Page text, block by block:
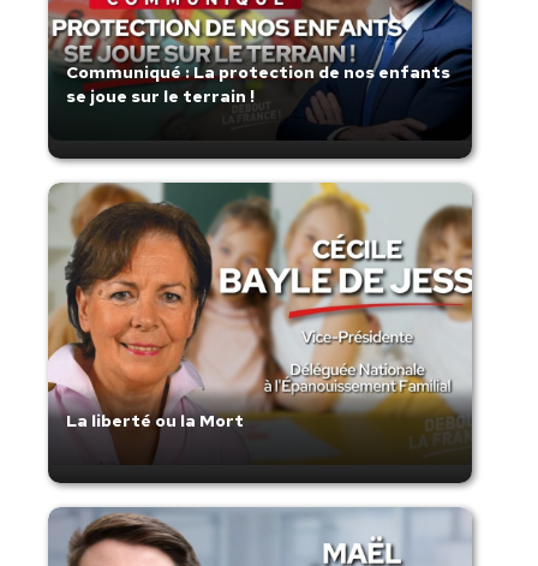
Communiqué : La protection de nos enfants
se joue sur le terrain !
La liberté ou la Mort